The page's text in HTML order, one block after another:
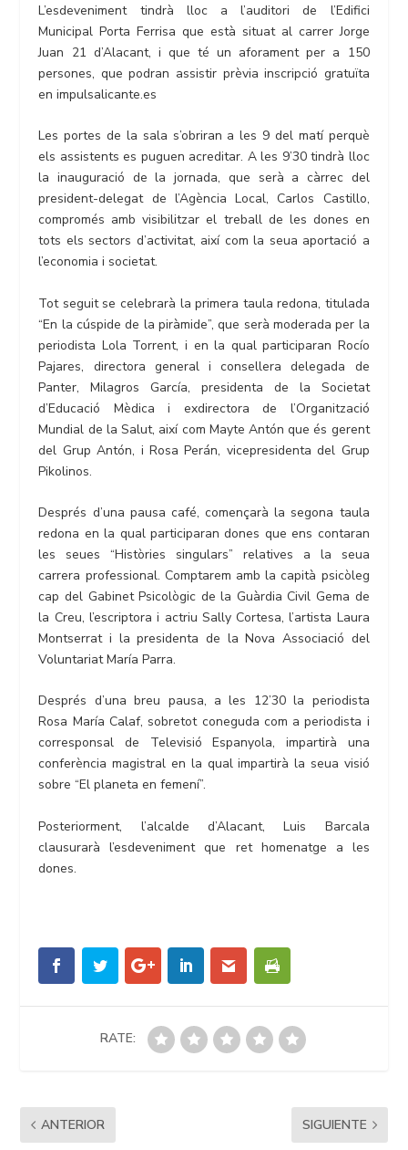
L’esdeveniment tindrà lloc a l’auditori de l’Edifici
Municipal Porta Ferrisa que està situat al carrer Jorge
Juan 21 d’Alacant, i que té un aforament per a 150
persones, que podran assistir prèvia inscripció gratuïta
en impulsalicante.es
Les portes de la sala s’obriran a les 9 del matí perquè
els assistents es puguen acreditar. A les 9’30 tindrà lloc
la inauguració de la jornada, que serà a càrrec del
president-delegat de l’Agència Local, Carlos Castillo,
compromés amb visibilitzar el treball de les dones en
tots els sectors d’activitat, així com la seua aportació a
l’economia i societat.
Tot seguit se celebrarà la primera taula redona, titulada
“En la cúspide de la piràmide”, que serà moderada per la
periodista Lola Torrent, i en la qual participaran Rocío
Pajares, directora general i consellera delegada de
Panter, Milagros García, presidenta de la Societat
d’Educació Mèdica i exdirectora de l’Organització
Mundial de la Salut, així com Mayte Antón que és gerent
del Grup Antón, i Rosa Perán, vicepresidenta del Grup
Pikolinos.
Després d’una pausa café, començarà la segona taula
redona en la qual participaran dones que ens contaran
les seues “Històries singulars” relatives a la seua
carrera professional. Comptarem amb la capità psicòleg
cap del Gabinet Psicològic de la Guàrdia Civil Gema de
la Creu, l’escriptora i actriu Sally Cortesa, l’artista Laura
Montserrat i la presidenta de la Nova Associació del
Voluntariat María Parra.
Després d’una breu pausa, a les 12’30 la periodista
Rosa María Calaf, sobretot coneguda com a periodista i
corresponsal de Televisió Espanyola, impartirà una
conferència magistral en la qual impartirà la seua visió
sobre “El planeta en femení”.
Posteriorment, l’alcalde d’Alacant, Luis Barcala
clausurarà l’esdeveniment que ret homenatge a les
dones.
RATE:
ANTERIOR SIGUIENTE